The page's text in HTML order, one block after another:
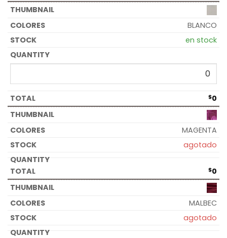
BLANCO
en stock
$0
MAGENTA
agotado
$0
MALBEC
agotado